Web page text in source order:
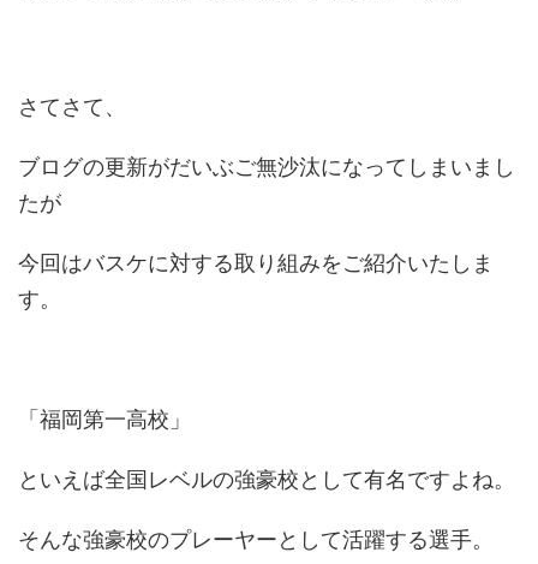
さてさて、
ブログの更新がだいぶご無沙汰になってしまいまし
たが
今回はバスケに対する取り組みをご紹介いたしま
す。
「福岡第一高校」
といえば全国レベルの強豪校として有名ですよね。
そんな強豪校のプレーヤーとして活躍する選手。